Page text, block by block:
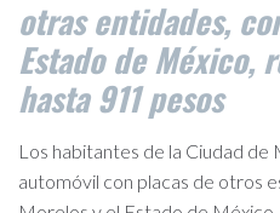
otras entidades,
Estado de México,
hasta 911 pesos
Los habitantes de la Ciudad de
automóvil con placas de otros